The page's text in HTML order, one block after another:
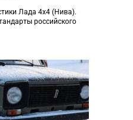
Лада 4х4 (Нива).
российского